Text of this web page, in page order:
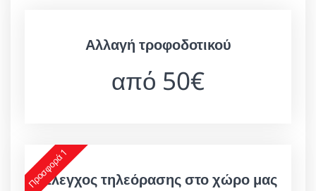
Αλλαγή τροφοδοτικού
από 50€
Προσφορά 1
Έλεγχος τηλεόρασης στο χώρο μας